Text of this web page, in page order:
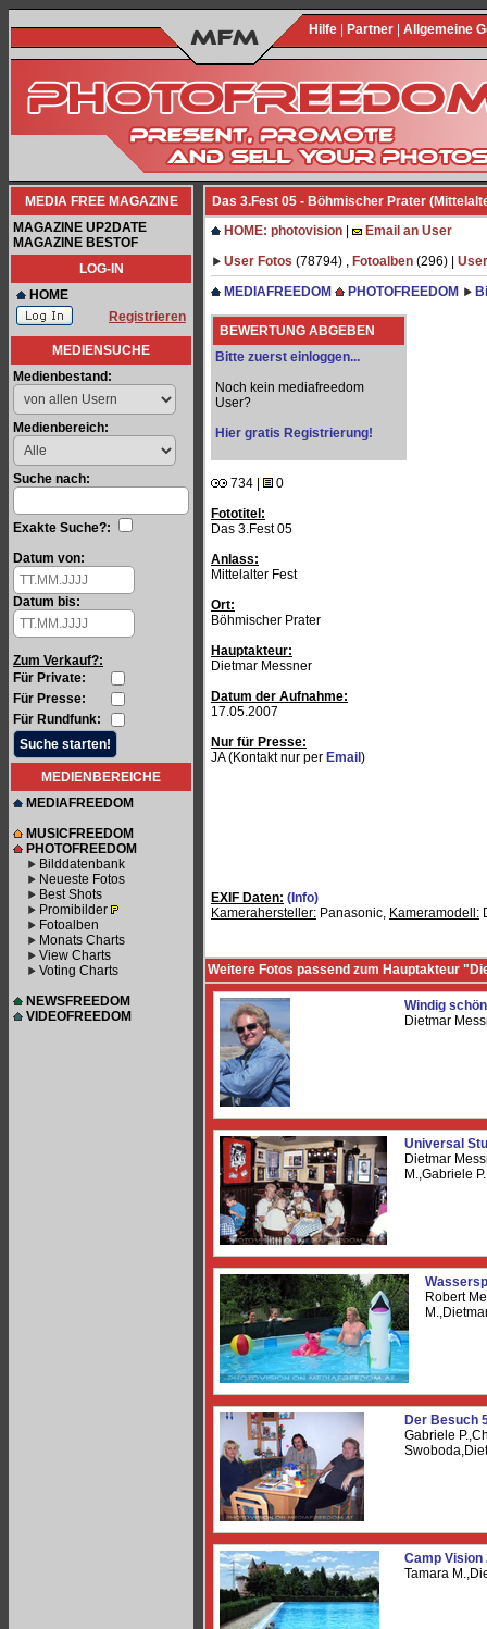
Hilfe Partner Allgemeine
MEDIA FREE MAGAZINE
MAGAZINE UP2DATE
MAGAZINE BESTOF
LOG-IN
HOME
Registrieren
MEDIENSUCHE
Medienbestand:
Medienbereich:
Suche nach:
Exakte Suche?:
Datum von:
Datum bis:
Zum Verkauf?:
Für Private:
Für Presse:
Für Rundfunk:
MEDIENBEREICHE
MEDIAFREEDOM
MUSICFREEDOM
PHOTOFREEDOM
Bilddatenbank
Neueste Fotos
Best Shots
Promibilder
Fotoalben
Monats Charts
View Charts
Voting Charts
NEWSFREEDOM
VIDEOFREEDOM
Das 3.Fest 05 - Böhmischer Prater
HOME: photovision
Email an User
User Fotos (78794) , Fotoalben (296) |
MEDIAFREEDOM
PHOTOFREEDOM
BEWERTUNG ABGEBEN
Bitte zuerst einloggen...
Noch kein mediafreedom
User?
Hier gratis Registrierung!
734 |
0
Fototitel:
Das 3.Fest 05
Anlass:
Mittelalter Fest
Ort:
Böhmischer Prater
Hauptakteur:
Dietmar Messner
Datum der Aufnahme:
17.05.2007
Nur für Presse:
JA (Kontakt nur per Email )
EXIF Daten: (Info)
Kamerahersteller: Panasonic, Kameramodell:
Weitere Fotos passend zum Hauptakteur
Windig
Dietmar
Universal
Dietmar
M.,Gabriele
Robert
Der Besuch
Gabriele
Camp Vision
Tamara